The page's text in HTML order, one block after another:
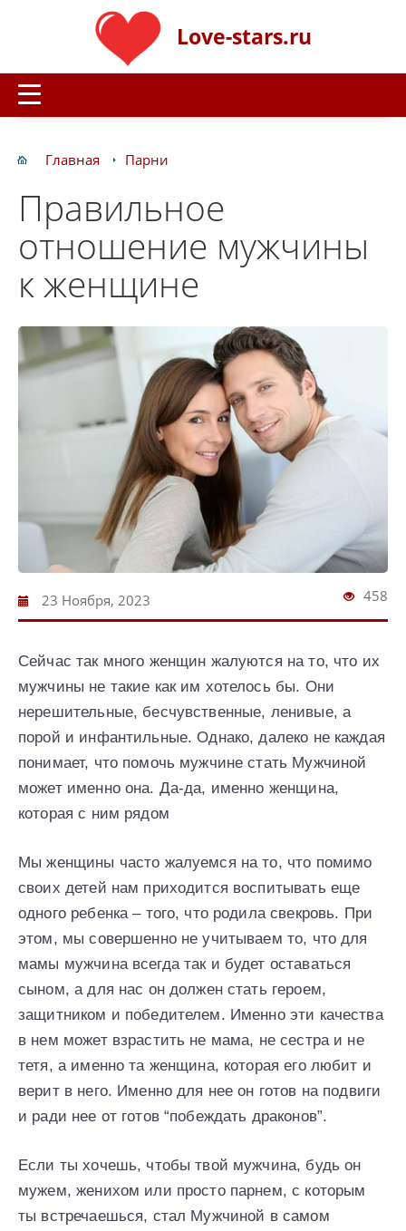
Love-stars.ru
Главная Парни
Правильное
отношение мужчины
к женщине
23 Ноября, 2023 458
Сейчас так много женщин жалуются на то, что их
мужчины не такие как им хотелось бы. Они
нерешительные, бесчувственные, ленивые, а
порой и инфантильные. Однако, далеко не каждая
понимает, что помочь мужчине стать Мужчиной
может именно она. Да-да, именно женщина,
которая с ним рядом
Мы женщины часто жалуемся на то, что помимо
своих детей нам приходится воспитывать еще
одного ребенка – того, что родила свекровь. При
этом, мы совершенно не учитываем то, что для
мамы мужчина всегда так и будет оставаться
сыном, а для нас он должен стать героем,
защитником и победителем. Именно эти качества
в нем может взрастить не мама, не сестра и не
тетя, а именно та женщина, которая его любит и
верит в него. Именно для нее он готов на подвиги
и ради нее от готов “побеждать драконов”.
Если ты хочешь, чтобы твой мужчина, будь он
мужем, женихом или просто парнем, с которым
ты встречаешься, стал Мужчиной в самом